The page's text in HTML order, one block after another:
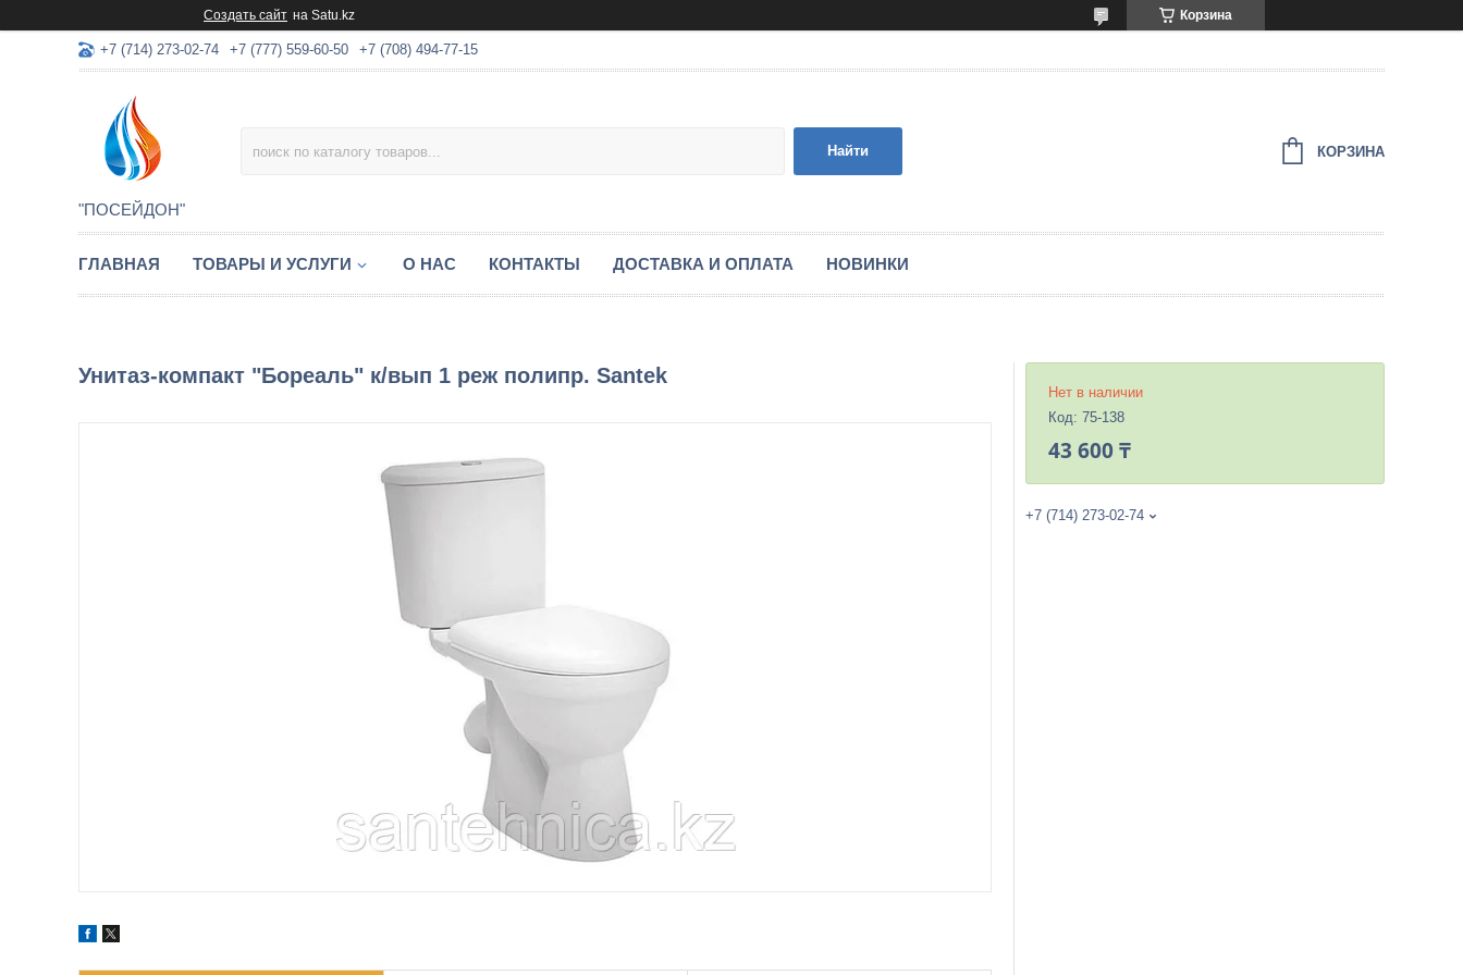
Создать сайт на Satu.kz Корзина
+7 (714) 273-02-74 +7 (777) 559-60-50 +7 (708) 494-77-15
"ПОСЕЙДОН"
Найти КОРЗИНА
ГЛАВНАЯ ТОВАРЫ И УСЛУГИ О НАС КОНТАКТЫ ДОСТАВКА И ОПЛАТА НОВИНКИ
Унитаз-компакт "Бореаль" к/вып 1 реж полипр. Santek
Нет в наличии
Код: 75-138
43 600 ₸
+7 (714) 273-02-74